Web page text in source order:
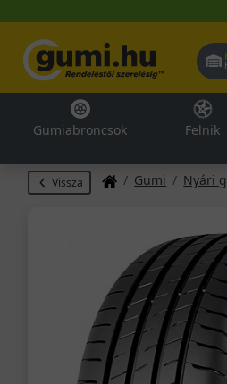
Gumiabroncsok Felnik
Vissza Gumi Nyári